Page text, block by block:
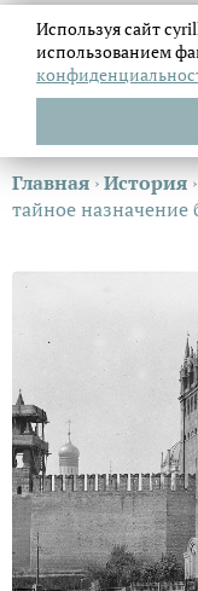
Главная ›История ›
тайное
Используя сайт
использованием